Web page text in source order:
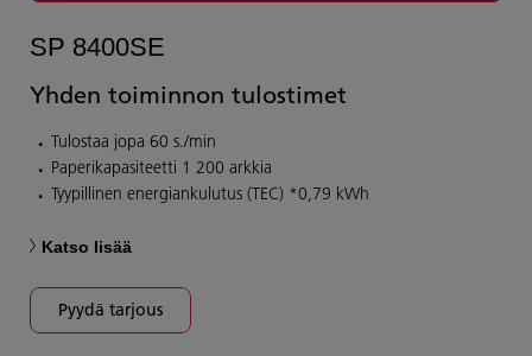
SP 8400SE
Yhden toiminnon tulostimet
Tulostaa jopa 60 s./min
Paperikapasiteetti 1 200 arkkia
Tyypillinen energiankulutus (TEC) *0,79 kWh
Katso lisää
Pyydä tarjous